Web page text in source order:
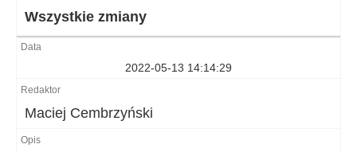
Wszystkie zmiany
2022-05-13 14:14:29
Maciej Cembrzyński